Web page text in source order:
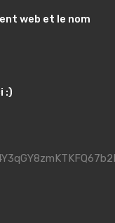
web et le nom
:)